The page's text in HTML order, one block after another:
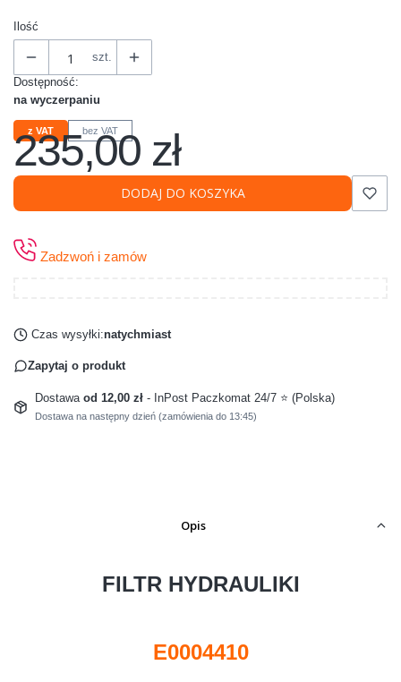
Ilość
szt.
Dostępność:
na wyczerpaniu
z VAT bez VAT
Cena
235,00 zł
DODAJ DO KOSZYKA
Zadzwoń i zamów
Czas wysyłki:natychmiast
Zapytaj o produkt
Dostawa od 12,00 zł - InPost Paczkomat 24/7 ⭐ (Polska)
Dostawa na następny dzień (zamówienia do 13:45)
Opis
FILTR HYDRAULIKI
E0004410